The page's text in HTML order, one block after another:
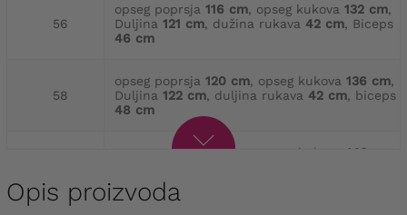
56
opseg poprsja 116 cm, opseg kukova 132 cm,
Duljina 121 cm, dužina rukava 42 cm, Biceps
46 cm
58
opseg poprsja 120 cm, opseg kukova 136 cm,
Duljina 122 cm, duljina rukava 42 cm, biceps
48 cm
opseg poprsja 124 cm , opseg kukova 140 cm
Opis proizvoda